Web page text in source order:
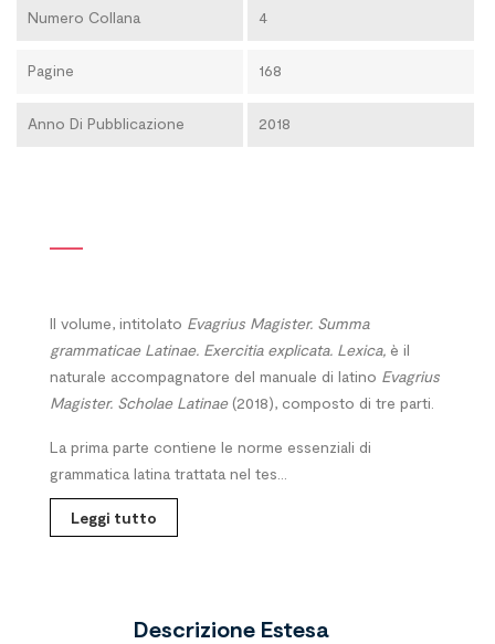
Numero Collana 4
Pagine 168
Anno Di Pubblicazione 2018
Il volume, intitolato Evagrius Magister. Summa
grammaticae Latinae. Exercitia explicata. Lexica, è il
naturale accompagnatore del manuale di latino Evagrius
Magister. Scholae Latinae(2018), composto di tre parti.
La prima parte contiene le norme essenziali di
grammatica latina trattata nel tes...
Leggi tutto
Descrizione Estesa